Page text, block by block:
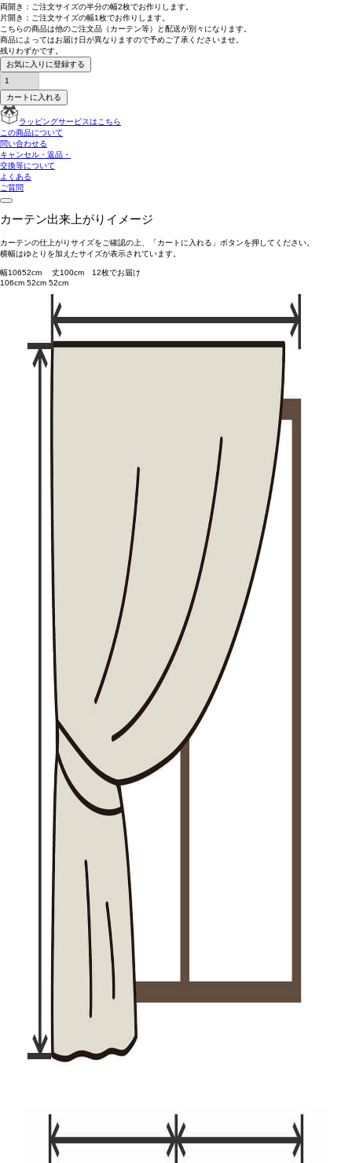
両開き： ご注文サイズの半分の幅2枚でお作りします。
片開き： ご注文サイズの幅1枚でお作りします。
こちらの商品は他のご注文品（カーテン等）と配送が別々 になります。
商品によってはお届け日が異なりますので予めご了承くださいませ。
残りわずかです。
お気に入りに登録する
カートに入れる
ラッピングサービスはこちら
この商品について
問い合わせる
キャンセル・返品・
交換等について
よくある
ご質問
カーテン出来上がりイメージ
カーテンの仕上がりサイズをご確認の上、「カートに入れる」ボタンを押してください。
横幅はゆとりを加えたサイズが表示されています。
幅10652cm 丈100cm 12枚でお届け
106cm 52cm 52cm